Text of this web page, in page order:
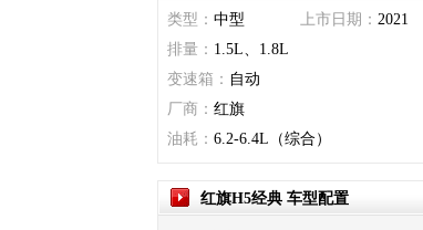
类型： 中型 上市日期： 2021
排量： 1.5L、1.8L
变速箱： 自动
厂商： 红旗
油耗： 6.2-6.4L（综合）
红旗H5经典 车型配置